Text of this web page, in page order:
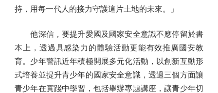
持，用每一代人的接力守護這片土地的未來。」
他深信，要提升愛國及國家安全意識不應停留於書
本上，透過具感染力的體驗活動更能有效推廣國安教
育。少年警訊近年積極開展多元化活動，以創新互動形
式培養並提升青少年的國家安全意識，透過三個方面讓
青少年在實踐中學習，包括舉辦專題講座，讓青少年切